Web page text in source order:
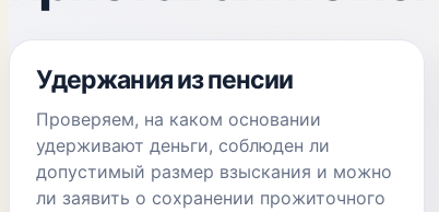
Удержания из пенсии
Проверяем, на каком основании
удерживают деньги, соблюден ли
допустимый размер взыскания и можно
ли заявить о сохранении прожиточного